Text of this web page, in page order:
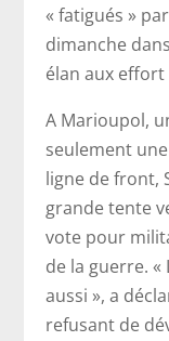
« fatigués »
dimanche
élan aux effort
A Marioupol,
seulement
ligne de front,
grande tente
vote pour
de la guerre. «
aussi », a
refusant de